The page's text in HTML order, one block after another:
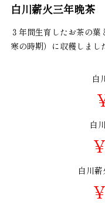
白川薪火三年晩茶
３年間生育したお茶の葉
寒の時期）に収穫しまし
白
白
白川